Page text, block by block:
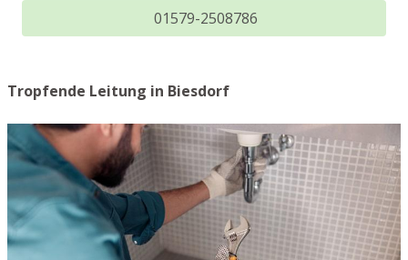
01579-2508786
Tropfende Leitung in Biesdorf